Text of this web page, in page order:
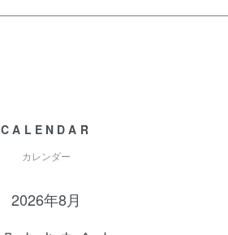
CALENDAR
カレンダー
2026年8月